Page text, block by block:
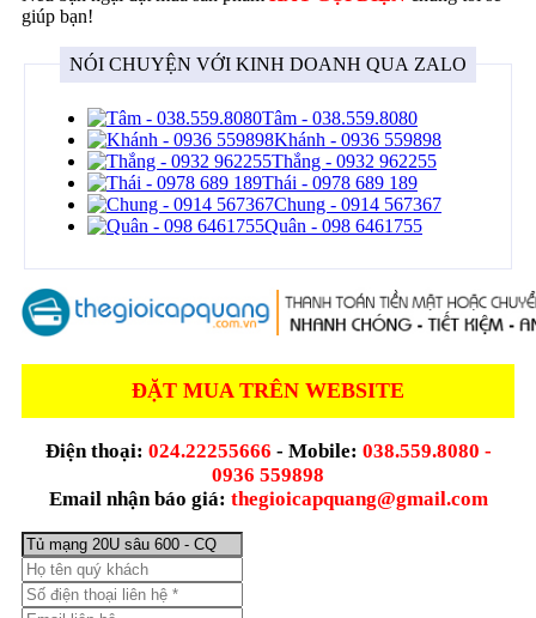
giúp bạn!
NÓI CHUYỆN VỚI KINH DOANH QUA ZALO
Tâm - 038.559.8080
Khánh - 0936 559898
Thắng - 0932 962255
Thái - 0978 689 189
Chung - 0914 567367
Quân - 098 6461755
ĐẶT MUA TRÊN WEBSITE
Điện thoại: 024.22255666 - Mobile: 038.559.8080 -
0936 559898
Email nhận báo giá: thegioicapquang@gmail.com